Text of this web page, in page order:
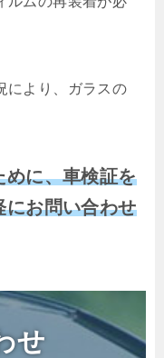
により、ガラスの
めに、車検証を
にお問い合わせ
せ